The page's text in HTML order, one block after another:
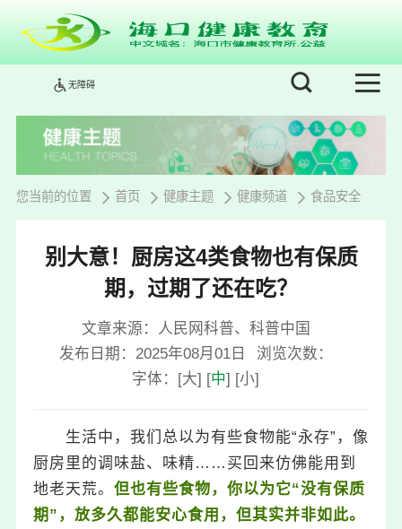
无障碍
您当前的位置 首页 健康主题 健康频道 食品安全
别大意！厨房这4类食物也有保质
期，过期了还在吃？
文章来源：人民网科普、科普中国
发布日期：2025年08月01日
浏览次数：
字体： [大] [中] [小]
生活中，我们总以为有些食物能“永存”，像
厨房里的调味盐、味精……买回来仿佛能用到
地老天荒。但也有些食物，你以为它“没有保质
期”，放多久都能安心食用，但其实并非如此。